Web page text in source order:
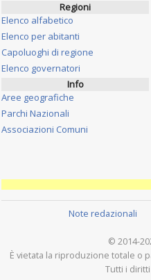
Regioni
Elenco alfabetico
Elenco per abitanti
Capoluoghi di regione
Elenco governatori
Info
Aree geografiche
Parchi Nazionali
Associazioni Comuni
Note redazionali
© 2014-
È vietata la riproduzione totale o
Tutti i